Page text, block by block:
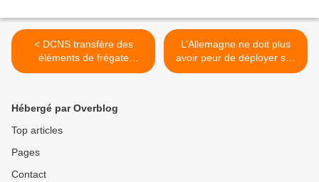
< DCNS transfère des
éléments de frégate
FREMM de Brest à Lorient
L’Allemagne ne doit plus
avoir peur de déployer ses
forces, dit le Royaume Uni
Hébergé par Overblog
Top articles
Pages
Contact